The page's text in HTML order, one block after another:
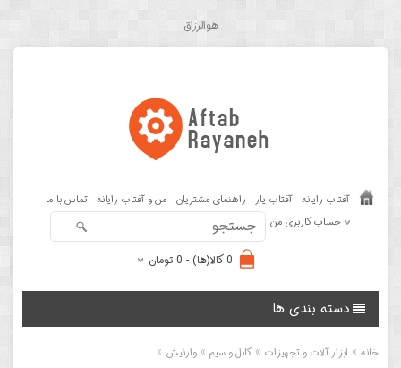
هوالرزاق
آفتاب رایانه آفتاب یار راهنمای مشتریان من و آفتاب رایانه تماس با ما
حساب کاربری من
0 کالا(ها) - 0 تومان
دسته بندی ها
خانه » ابزار آلات و تجهیزات » کابل و سیم » وارنیش »